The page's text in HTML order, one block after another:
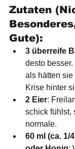
Zutaten
Gute):
3 überreife
desto
als hätten
Krise hinter
2 Eier:
schick fühlst,
normale.
60 ml (ca. 1/